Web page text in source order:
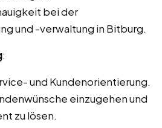
bei der
und -verwaltung in Bitburg.
:
und Kundenorientierung.
einzugehen und
zu lösen.